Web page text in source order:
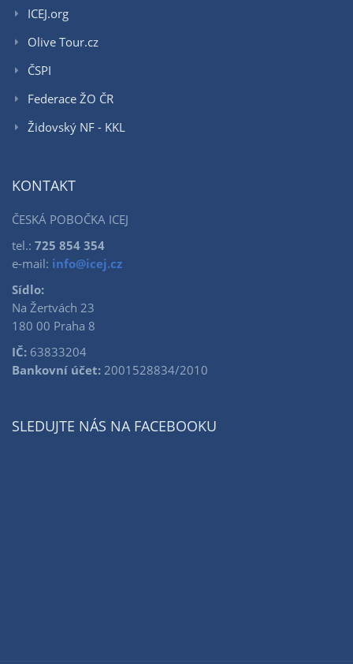
ICEJ.org
Olive Tour.cz
ČSPI
Federace ŽO ČR
Židovský NF - KKL
KONTAKT
ČESKÁ POBOČKA ICEJ
tel.: 725 854 354
e-mail: info@icej.cz
Sídlo:
Na Žertvách 23
180 00 Praha 8
IČ: 63833204
Bankovní účet: 2001528834/2010
SLEDUJTE NÁS NA FACEBOOKU